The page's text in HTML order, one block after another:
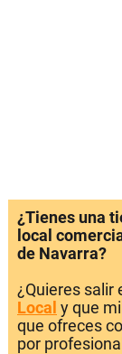
¿Tienes una
local
de Navarra?
¿Quieres salir
Local y que
que ofreces
por